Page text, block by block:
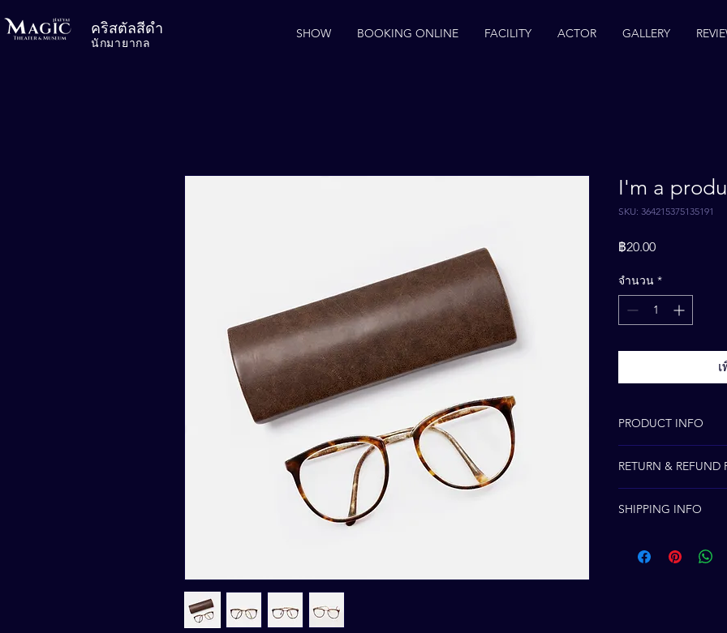
คริสตัลสีดำ
นักมายากล
SHOW BOOKING ONLINE FACILITY ACTOR GALLERY
I'm a
SKU: 364215375135191
฿20.00ราคา
จำนวน *
PRODUCT INFO
information about
care and cleaning
to write what makes
RETURN & REFUND
your customers
straightforward
to build trust and
SHIPPING INFO
information about